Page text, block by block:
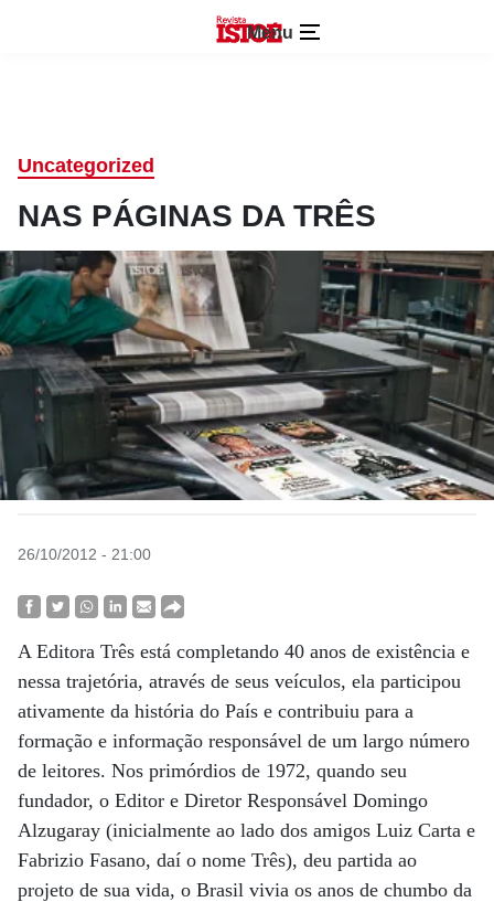
Menu
Uncategorized
NAS PÁGINAS DA TRÊS
26/10/2012 - 21:00
A Editora Três está completando 40 anos de existência e
nessa trajetória, através de seus veículos, ela participou
ativamente da história do País e contribuiu para a
formação e informação responsável de um largo número
de leitores. Nos primórdios de 1972, quando seu
fundador, o Editor e Diretor Responsável Domingo
Alzugaray (inicialmente ao lado dos amigos Luiz Carta e
Fabrizio Fasano, daí o nome Três), deu partida ao
projeto de sua vida, o Brasil vivia os anos de chumbo da